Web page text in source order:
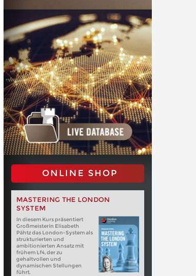
ONLINE SHOP
MASTERING THE LONDON
SYSTEM
In diesem Kurs präsentiert
Großmeisterin Elisabeth
Pähtz das London-System als
strukturierten und
ambitionierten Ansatz mit
frühem Lf4, der zu
gehaltvollen und
dynamischen Stellungen
führt.